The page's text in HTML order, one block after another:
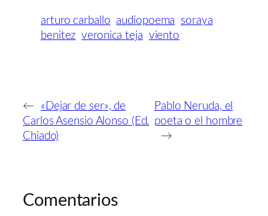
arturo carballo audiopoema
soraya
benitez veronica teja viento
←
«Dejar de ser», de
Carlos Asensio Alonso (Ed.
Chiado)
Pablo Neruda, el
poeta o el hombre
→
Comentarios